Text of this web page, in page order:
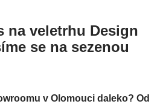
na veletrhu Design
se na sezenou
v Olomouci daleko? Od